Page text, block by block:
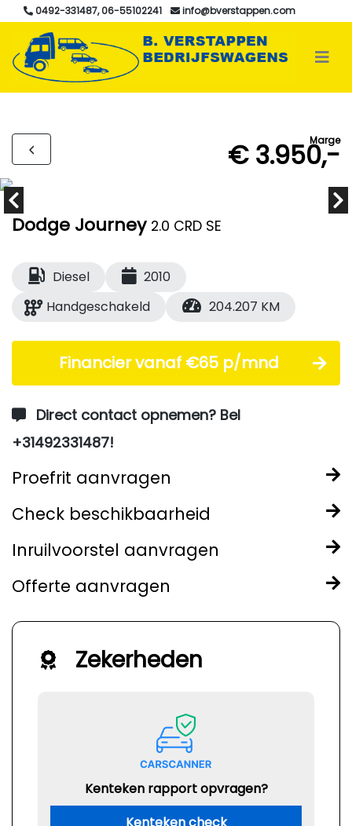
0492-331487, 06-55102241 info@bverstappen.com
Marge
€ 3.950,-
Dodge Journey 2.0 CRD SE
Diesel
2010
Handgeschakeld
204.207 KM
Financier vanaf €65 p/mnd
Direct contact opnemen? Bel
+31492331487!
Proefrit aanvragen
Check beschikbaarheid
Inruilvoorstel aanvragen
Offerte aanvragen
Zekerheden
Kenteken rapport opvragen?